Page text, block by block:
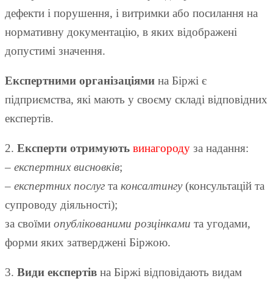
дефекти і порушення, і витримки або посилання на
нормативну документацію, в яких відображені
допустимі значення.
Експертними організаціями на Біржі є
підприємства, які мають у своєму складі відповідних
експертів.
2. Експерти отримують винагороду за надання:
– експертних висновків;
– експертних послуг та консалтингу(консультацій та
супроводу діяльності);
за своїми опублікованими розцінками та угодами,
форми яких затверджені Біржою.
3. Види експертів на Біржі відповідають видам